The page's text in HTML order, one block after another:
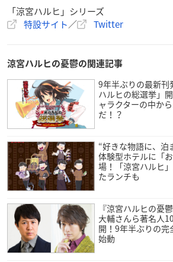
「涼宮ハルヒ」シリーズ
特設サイト／ Twitter
涼宮ハルヒの憂鬱の関連記事
9年半ぶりの最新刊
ハルヒの総選挙」
ャラクターの中か
だ！？
“好きな物語に、泊
体験型ホテルに「
場！「涼宮ハルヒ
たランチも
『涼宮ハルヒの憂
大輔さんら著名人
開！9年半ぶりの
始動